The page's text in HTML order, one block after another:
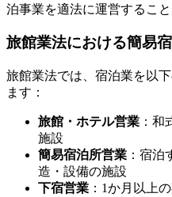
泊事業を適法に運営すること
旅館業法における簡易
旅館業法では、宿泊業を以
ます：
旅館・ホテル営業 ：
施設
簡易宿泊所営業 ：宿
造・設備の施設
下宿営業 ：1か月以上